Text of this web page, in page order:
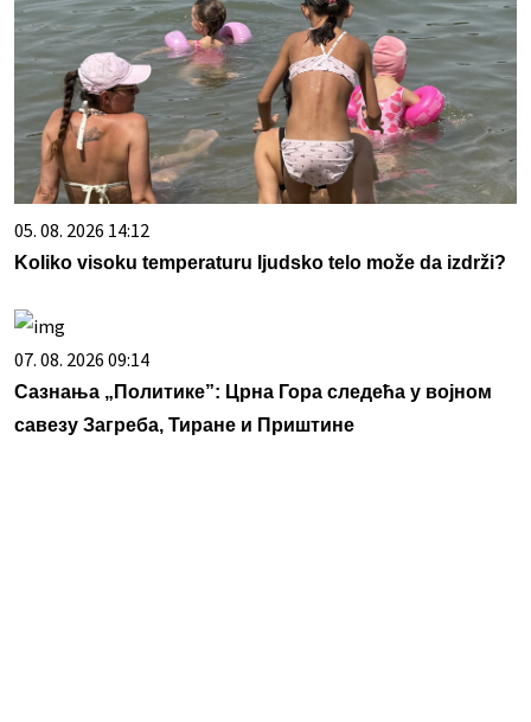
05. 08. 2026 14:12
Koliko visoku temperaturu ljudsko telo može da izdrži?
07. 08. 2026 09:14
Сазнања „Политике”: Црна Гора следећа у војном
савезу Загреба, Тиране и Приштине